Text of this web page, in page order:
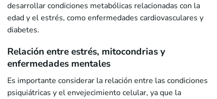
desarrollar condiciones metabólicas relacionadas con la
edad y el estrés, como enfermedades cardiovasculares y
diabetes.
Relación entre estrés, mitocondrias y
enfermedades mentales
Es importante considerar la relación entre las condiciones
psiquiátricas y el envejecimiento celular, ya que la